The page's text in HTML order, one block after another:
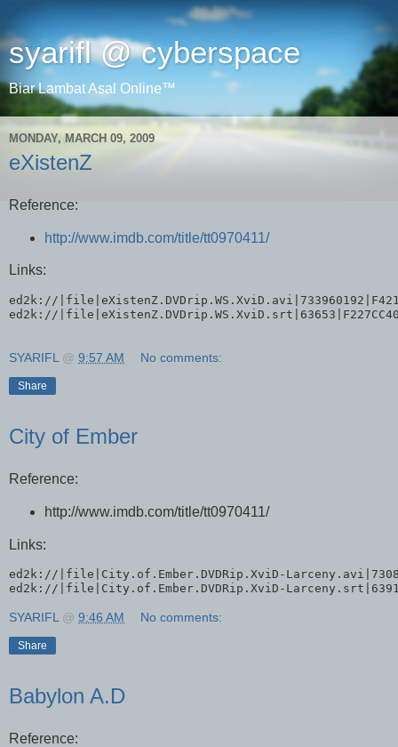
syarifl @ cyberspace
Biar Lambat Asal Online™
MONDAY, MARCH 09, 2009
eXistenZ
Reference:
http://www.imdb.com/title/tt0970411/
Links:
ed2k://
ed2k://
SYARIFL @ 9:57 AM No comments:
Share
City of Ember
Reference:
http://www.imdb.com/title/tt0970411/
Links:
ed2k://|file|City.of.Ember.DVDRip.XviD-
SYARIFL @ 9:46 AM No comments:
Share
Babylon A.D
Reference: